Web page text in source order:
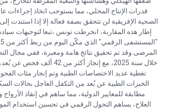
قدرات الإنتاج المحلي، مما يستوجب اتخاذ إجراءات
الصحية الإفريقية لن تتحقق بصفة فعالة إلا إذا
إطار هذه المقاربة، انخرطت تونس ،تبعا لتوجيهات
تغطية عديد الاختصاصات الطبية وتم إنجاز مئات
الخبرات الطبية عن بُعد من التكفل العاجل بحالات
مطابقة للمعايير الدولية، مما ساهم في إنقاذ
العلاج، يساهم التحول الرقمي في تحسين استخدام